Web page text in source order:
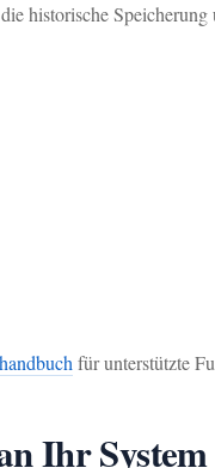
historische
für unterstützte
Ihr System